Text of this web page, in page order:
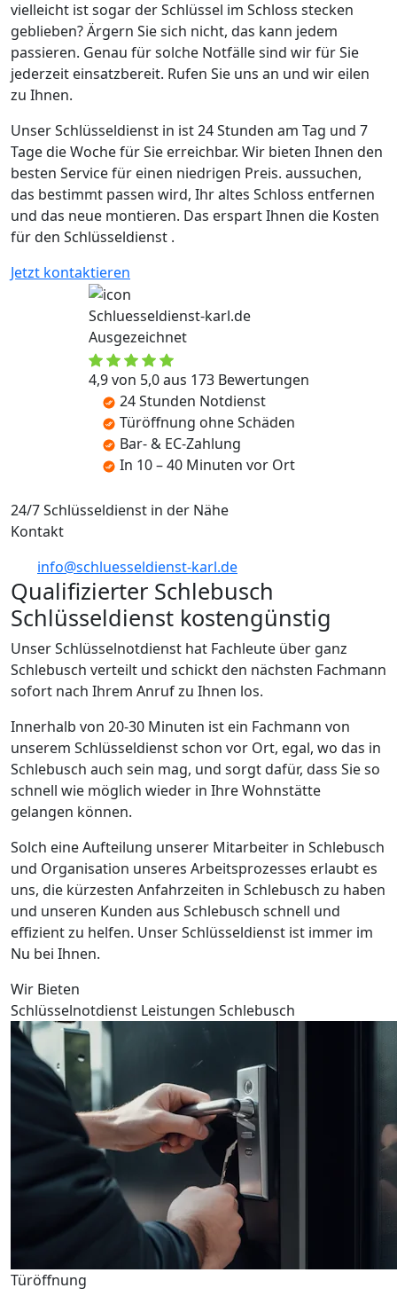
vielleicht ist sogar der Schlüssel im Schloss stecken
geblieben? Ärgern Sie sich nicht, das kann jedem
passieren. Genau für solche Notfälle sind wir für Sie
jederzeit einsatzbereit. Rufen Sie uns an und wir eilen
zu Ihnen.
Unser Schlüsseldienst in ist 24 Stunden am Tag und 7
Tage die Woche für Sie erreichbar. Wir bieten Ihnen den
besten Service für einen niedrigen Preis. aussuchen,
das bestimmt passen wird, Ihr altes Schloss entfernen
und das neue montieren. Das erspart Ihnen die Kosten
für den Schlüsseldienst .
Jetzt kontaktieren
Schluesseldienst-karl.de
Ausgezeichnet
4,9 von 5,0 aus 173 Bewertungen
24 Stunden Notdienst
Türöffnung ohne Schäden
Bar- & EC-Zahlung
In 10 – 40 Minuten vor Ort
24/7 Schlüsseldienst in der Nähe
Kontakt
info@schluesseldienst-karl.de
Qualifizierter Schlebusch
Schlüsseldienst kostengünstig
Unser Schlüsselnotdienst hat Fachleute über ganz
Schlebusch verteilt und schickt den nächsten Fachmann
sofort nach Ihrem Anruf zu Ihnen los.
Innerhalb von 20-30 Minuten ist ein Fachmann von
unserem Schlüsseldienst schon vor Ort, egal, wo das in
Schlebusch auch sein mag, und sorgt dafür, dass Sie so
schnell wie möglich wieder in Ihre Wohnstätte
gelangen können.
Solch eine Aufteilung unserer Mitarbeiter in Schlebusch
und Organisation unseres Arbeitsprozesses erlaubt es
uns, die kürzesten Anfahrzeiten in Schlebusch zu haben
und unseren Kunden aus Schlebusch schnell und
effizient zu helfen. Unser Schlüsseldienst ist immer im
Nu bei Ihnen.
Wir Bieten
Schlüsselnotdienst Leistungen Schlebusch
Türöffnung